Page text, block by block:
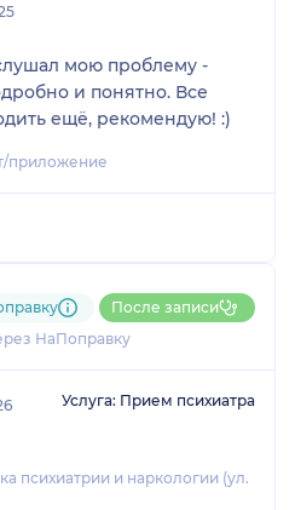
мою проблему -
и понятно. Все
ещё, рекомендую! :)
приложение
НаПоправку
После записи
Услуга: Прием психиатра
психиатрии и наркологии (ул.